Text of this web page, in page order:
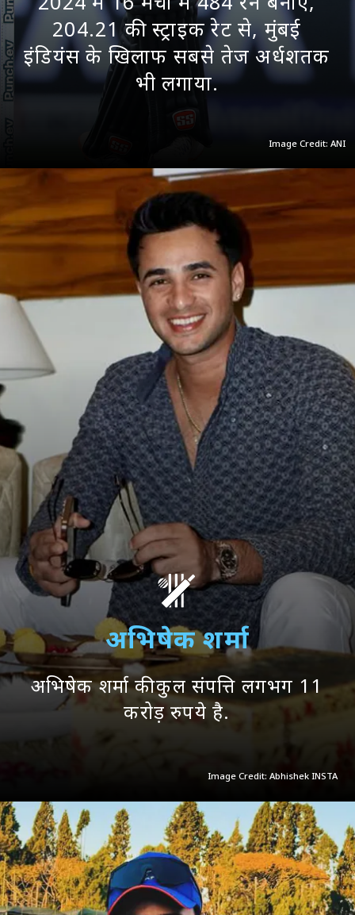
Image Credit: ANI
204.21 की स्ट्राइक रेट से, मुंबई
इंडियंस के खिलाफ सबसे तेज अर्धशतक
भी लगाया.
Image Credit: Abhishek INSTA
अभिषेक शर्मा
अभिषेक शर्मा की कुल संपत्ति लगभग 11
करोड़ रुपये है.